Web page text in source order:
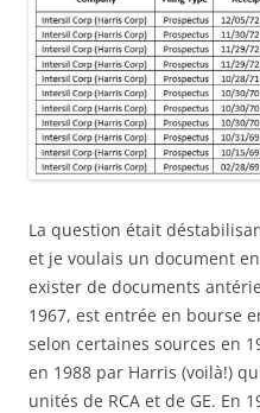
La question était
et je voulais un document
exister de documents
1967, est entrée en bourse
selon certaines sources en
en 1988 par Harris (voilà!)
unités de RCA et de GE. En